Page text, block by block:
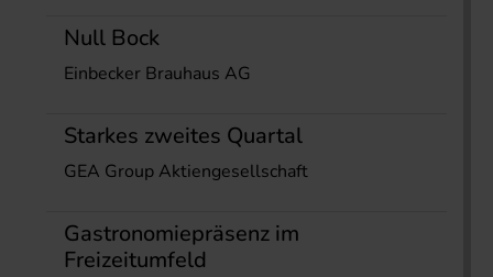
Null Bock
Einbecker Brauhaus AG
Starkes zweites Quartal
GEA Group Aktiengesellschaft
Gastronomiepräsenz im
Freizeitumfeld